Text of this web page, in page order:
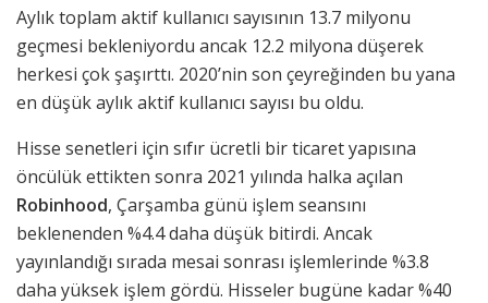
Aylık toplam aktif kullanıcı sayısının 13.7 milyonu
geçmesi bekleniyordu ancak 12.2 milyona düşerek
herkesi çok şaşırttı. 2020’nin son çeyreğinden bu yana
en düşük aylık aktif kullanıcı sayısı bu oldu.
Hisse senetleri için sıfır ücretli bir ticaret yapısına
öncülük ettikten sonra 2021 yılında halka açılan
Robinhood, Çarşamba günü işlem seansını
beklenenden %4.4 daha düşük bitirdi. Ancak
yayınlandığı sırada mesai sonrası işlemlerinde %3.8
daha yüksek işlem gördü. Hisseler bugüne kadar %40